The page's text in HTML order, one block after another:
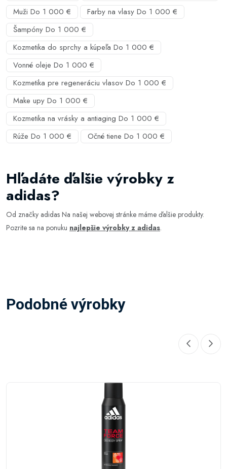
Muži Do 1 000 €
Farby na vlasy Do 1 000 €
Šampóny Do 1 000 €
Kozmetika do sprchy a kúpeľa Do 1 000 €
Vonné oleje Do 1 000 €
Kozmetika pre regeneráciu vlasov Do 1 000 €
Make upy Do 1 000 €
Kozmetika na vrásky a antiaging Do 1 000 €
Rúže Do 1 000 €
Očné tiene Do 1 000 €
Hľadáte ďalšie výrobky z
adidas?
Od značky adidas Na našej webovej stránke máme ďalšie produkty.
Pozrite sa na ponuku najlepšie výrobky z adidas.
Podobné výrobky